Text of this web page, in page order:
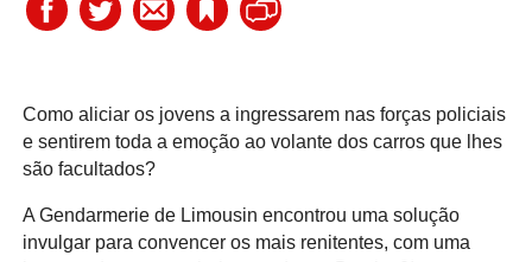
Como aliciar os jovens a ingressarem nas forças policiais
e sentirem toda a emoção ao volante dos carros que lhes
são facultados?
A Gendarmerie de Limousin encontrou uma solução
invulgar para convencer os mais renitentes, com uma